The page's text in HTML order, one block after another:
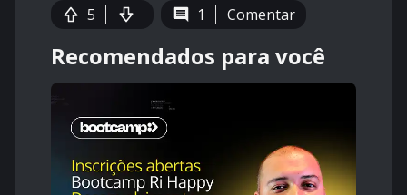
5 1 Comentar
Recomendados para você